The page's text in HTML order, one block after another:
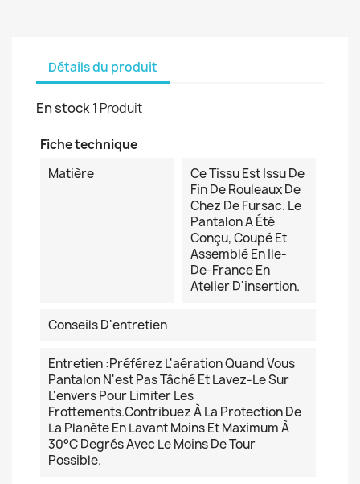
Détails du produit
En stock1 Produit
Fiche technique
Matière
Ce Tissu Est Issu De
Fin De Rouleaux De
Chez De Fursac. Le
Pantalon A Été
Conçu, Coupé Et
Assemblé En Ile-
De-France En
Atelier D'insertion.
Conseils D'entretien
Entretien :Préférez L'aération Quand Vous
Pantalon N'est Pas Tâché Et Lavez-Le Sur
L'envers Pour Limiter Les
Frottements.Contribuez À La Protection De
La Planète En Lavant Moins Et Maximum À
30°C Degrés Avec Le Moins De Tour
Possible.